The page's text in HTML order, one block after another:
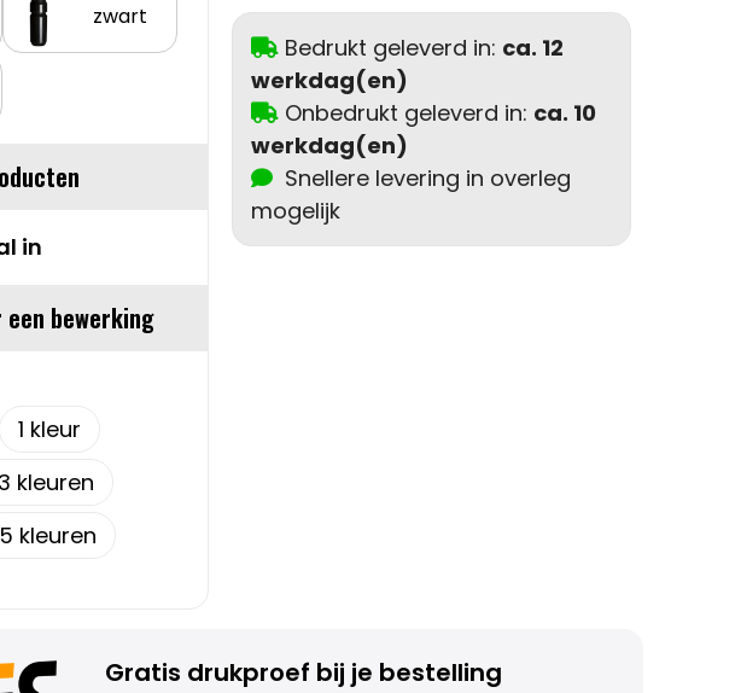
zwart
in
bewerking
1
3
5
Bedrukt geleverd in: ca. 12
werkdag(en)
Onbedrukt geleverd in: ca. 10
werkdag(en)
Snellere levering in overleg
mogelijk
Gratis drukproef bij je bestelling